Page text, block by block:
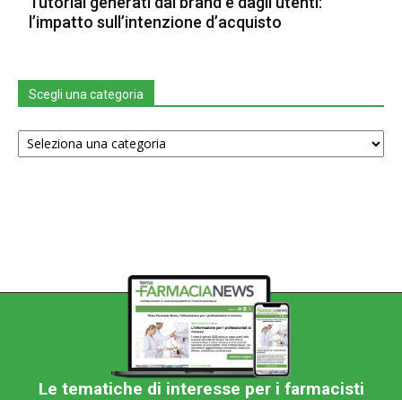
l’impatto sull’intenzione d’acquisto
Scegli una categoria
Scegli
una
Le tematiche di interesse per i farmacisti